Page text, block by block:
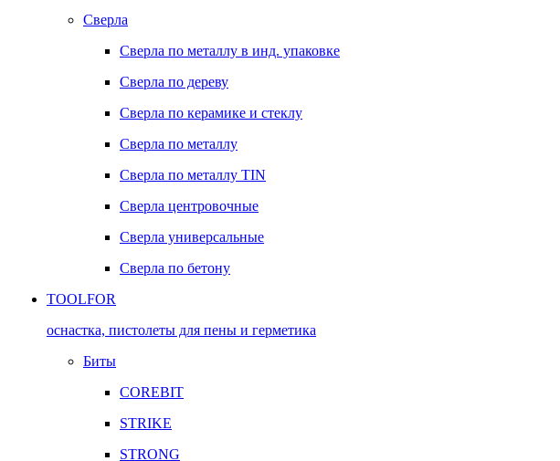
Сверла
Сверла по металлу в инд. упаковке
Сверла по дереву
Сверла по керамике и стеклу
Сверла по металлу
Сверла по металлу TIN
Сверла центровочные
Сверла универсальные
Сверла по бетону
TOOLFOR
оснастка, пистолеты для пены и герметика
Биты
COREBIT
STRIKE
STRONG